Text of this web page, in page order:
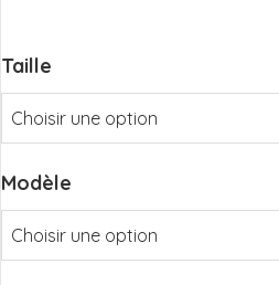
Taille
Modèle